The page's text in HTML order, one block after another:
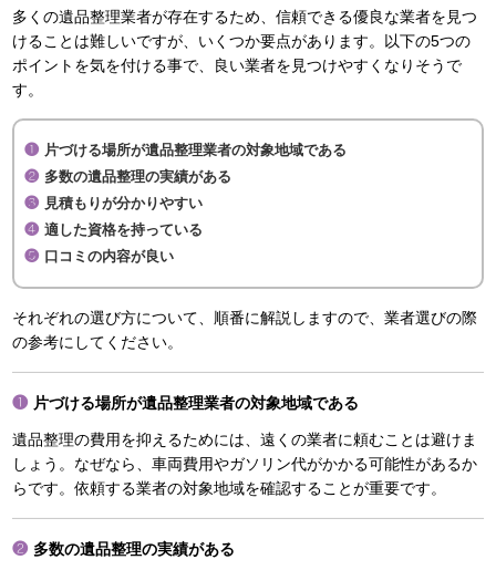
多くの遺品整理業者が存在するため、信頼できる優良な業者を見つ
けることは難しいですが、いくつか要点があります。以下の5つの
ポイントを気を付ける事で、良い業者を見つけやすくなりそうで
す。
片づける場所が遺品整理業者の対象地域である
多数の遺品整理の実績がある
見積もりが分かりやすい
適した資格を持っている
口コミの内容が良い
それぞれの選び方について、順番に解説しますので、業者選びの際
の参考にしてください。
片づける場所が遺品整理業者の対象地域である
遺品整理の費用を抑えるためには、遠くの業者に頼むことは避けま
しょう。なぜなら、車両費用やガソリン代がかかる可能性があるか
らです。依頼する業者の対象地域を確認することが重要です。
多数の遺品整理の実績がある